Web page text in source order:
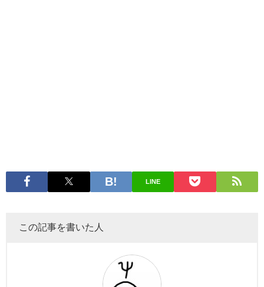
LINE
この記事を書いた人